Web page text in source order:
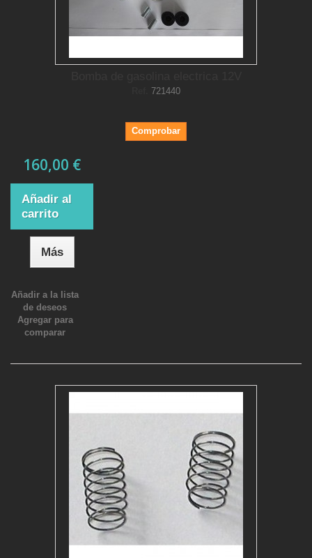
721440
Comprobar
160,00 €
Añadir al
carrito
Más
Añadir a la lista
de deseos
Agregar para
comparar